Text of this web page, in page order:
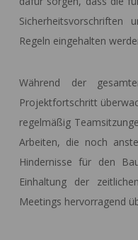
Regeln eingehalten
Während der
Projektfortschritt
regelmäßig
Arbeiten, die noch
Hindernisse für den
Einhaltung der
Meetings hervorragend